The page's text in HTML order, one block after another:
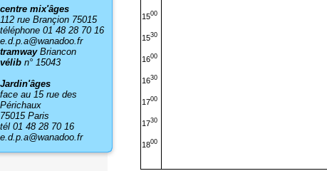
1500
1530
1600
1630
1700
1730
1800
centre mix'âges
112 rue Brançion 75015
téléphone 01 48 28 70 16
e.d.p.a@wanadoo.fr
tramwayBriancon
vélib n° 15043
Jardin'âges
face au 15 rue des
Périchaux
75015 Paris
tél 01 48 28 70 16
e.d.p.a@wanadoo.fr